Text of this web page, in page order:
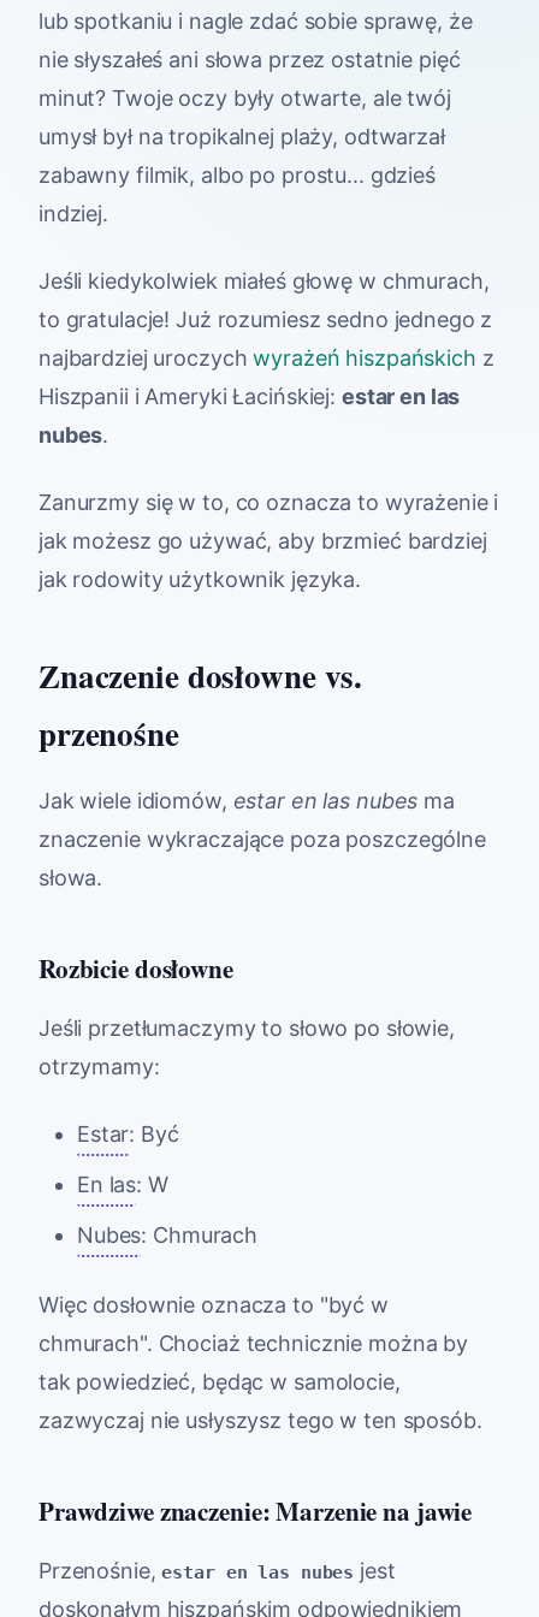
lub spotkaniu i nagle zdać sobie sprawę, że
nie słyszałeś ani słowa przez ostatnie pięć
minut? Twoje oczy były otwarte, ale twój
umysł był na tropikalnej plaży, odtwarzał
zabawny filmik, albo po prostu... gdzieś
indziej.
Jeśli kiedykolwiek miałeś głowę w chmurach,
to gratulacje! Już rozumiesz sedno jednego z
najbardziej uroczychwyrażeń hiszpańskich z
Hiszpanii i Ameryki Łacińskiej: estar en las
nubes.
Zanurzmy się w to, co oznacza to wyrażenie i
jak możesz go używać, aby brzmieć bardziej
jak rodowity użytkownik języka.
Znaczenie dosłowne vs.
przenośne
Jak wiele idiomów, estar en las nubes ma
znaczenie wykraczające poza poszczególne
słowa.
Rozbicie dosłowne
Jeśli przetłumaczymy to słowo po słowie,
otrzymamy:
Estar: Być
En las: W
Nubes: Chmurach
Więc dosłownie oznacza to "być w
chmurach". Chociaż technicznie można by
tak powiedzieć, będąc w samolocie,
zazwyczaj nie usłyszysz tego w ten sposób.
Prawdziwe znaczenie: Marzenie na jawie
Przenośnie,estar en las nubes jest
doskonałym hiszpańskim odpowiednikiem